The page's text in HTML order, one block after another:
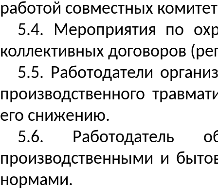
работой совместных
5.4. Мероприятия по
коллективных договоров
5.5. Работодатели
производственного
его снижению.
5.6. Работодатель
производственными и
нормами.